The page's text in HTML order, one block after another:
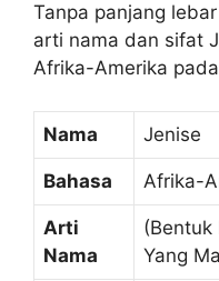
Tanpa panjang
arti nama dan sifat
Afrika-Amerika
Nama Jenise
Bahasa Afrika-
Arti
Nama
(Bentuk
Yang